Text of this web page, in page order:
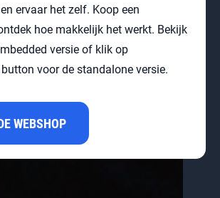
ervaar het zelf. Koop een
hoe makkelijk het werkt. Bekijk
versie of klik op
voor de standalone versie.
WEBSHOP